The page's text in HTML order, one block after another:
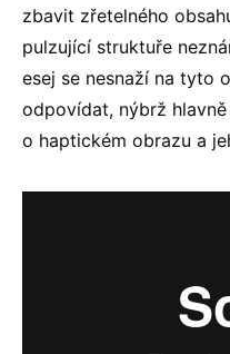
zbavit zřetelného
pulzující struktuře
esej se nesnaží na tyto
odpovídat, nýbrž
o haptickém obrazu a